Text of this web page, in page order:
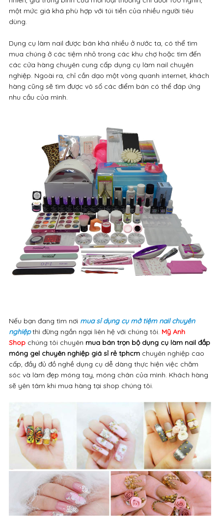
một mức giá khá phù hợp với túi tiền của nhiều người tiêu
dùng.
Dụng cụ làm nail được bán khá nhiều ở nước ta, có thể tìm
mua chúng ở các tiệm nhỏ trong các khu chợ hoặc tìm đến
các cửa hàng chuyên cung cấp dụng cụ làm nail chuyên
nghiệp. Ngoài ra, chỉ cần dạo một vòng quanh internet, khách
hàng cũng sẽ tìm được vô số các điểm bán có thể đáp ứng
nhu cầu của mình.
Nếu bạn đang tìm nơi mua sỉ dụng cụ mở tiệm nail chuyên
nghiệpthì đừng ngần ngại liên hệ với chúng tôi. Mỹ Anh
Shopchúng tôi chuyên mua bán trọn bộ dụng cụ làm nail đắp
móng gel chuyên nghiệp giá sỉ rẻ tphcmchuyên nghiệp cao
cấp, đầy đủ đồ nghề dụng cụ dễ dàng thực hiện việc chăm
sóc và làm đẹp móng tay, móng chân của mình. Khách hàng
sẽ yên tâm khi mua hàng tại shop chúng tôi.